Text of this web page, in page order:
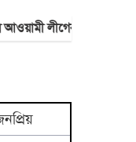
লীগের স্লোগান: